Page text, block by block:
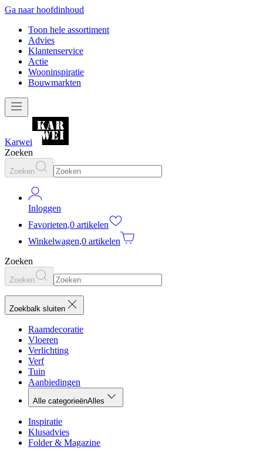
Ga naar hoofdinhoud
Toon hele assortiment
Advies
Klantenservice
Actie
Wooninspiratie
Bouwmarkten
Karwei
Zoeken
Zoeken
Inloggen
Favorieten,0 artikelen
Winkelwagen,0 artikelen
Zoeken
Zoeken
Zoekbalk sluiten
Raamdecoratie
Vloeren
Verlichting
Verf
Tuin
Aanbiedingen
Alle categorieënAlles
Inspiratie
Klusadvies
Folder & Magazine